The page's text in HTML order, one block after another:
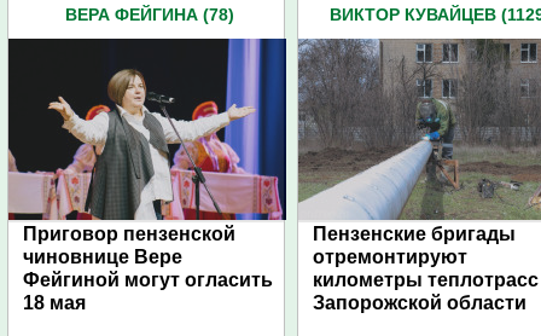
ВЕРА ФЕЙГИНА (78)
Приговор пензенской
чиновнице Вере
Фейгиной могут огласить
18 мая
ВИКТОР КУВАЙЦЕВ
Пензенские бригады
отремонтируют
километры
Запорожской области